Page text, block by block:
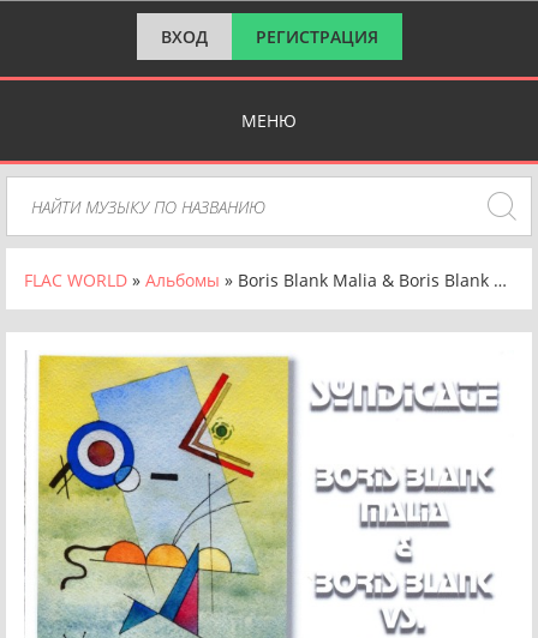
ВХОД РЕГИСТРАЦИЯ
МЕНЮ
FLAC WORLD » Альбомы » Boris Blank Malia & Boris Blank vs. Yello - Syndicate (2016) FLAC